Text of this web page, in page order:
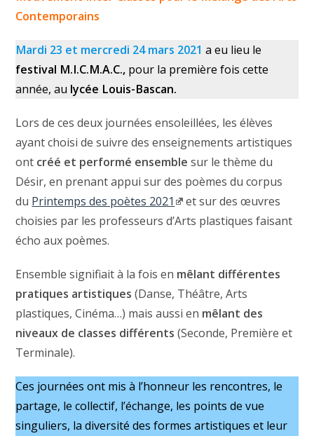
Contemporains
Mardi 23 et mercredi 24 mars 2021 a eu lieu le
festival M.I.C.M.A.C., pour la première fois cette
année, au lycée Louis-Bascan.
Lors de ces deux journées ensoleillées, les élèves
ayant choisi de suivre des enseignements artistiques
ont créé et performé ensemble sur le thème du
Désir, en prenant appui sur des poèmes du corpus
du Printemps des poètes 2021
et sur des œuvres
choisies par les professeurs d’Arts plastiques faisant
écho aux poèmes.
Ensemble signifiait à la fois en mêlant différentes
pratiques artistiques(Danse, Théâtre, Arts
plastiques, Cinéma…) mais aussi en mêlant des
niveaux de classes différents(Seconde, Première et
Terminale).
Ces journées ont mis à l’honneur les rencontres, le
partage, le collectif, l’échange, les points de vue
singuliers, la diversité des formes artistiques et leur